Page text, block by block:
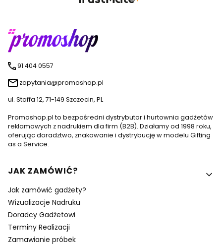
91 404 0557
zapytania@promoshop.pl
ul. Staffa 12, 71-149 Szczecin, PL
Promoshop.pl to bezpośredni dystrybutor i hurtownia gadżetów
reklamowych z nadrukiem dla firm (B2B). Działamy od 1998 roku,
oferując doradztwo, znakowanie i dystrybucję w modelu Gifting
as a Service.
Linki w stopce
JAK ZAMÓWIĆ?
Jak zamówić gadżety?
Wizualizacje Nadruku
Doradcy Gadżetowi
Terminy Realizacji
Zamawianie próbek